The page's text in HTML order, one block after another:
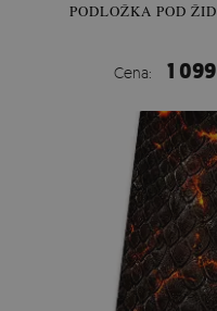
PODLOŽKA POD
Cena: 1